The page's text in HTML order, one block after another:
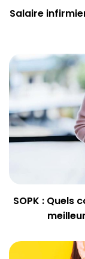
Salaire
SOPK : Quels